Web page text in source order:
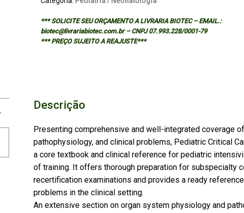
*** SOLICITE SEU ORÇAMENTO A LIVRARIA BIOTEC – EMAIL.:
biotec@livrariabiotec.com.br – CNPJ 07.993.228/0001-79
*** PREÇO SUJEITO A REAJUSTE***
Descrição
Presenting comprehensive and well-integrated coverage
pathophysiology, and clinical problems, Pediatric Critical
a core textbook and clinical reference for pediatric
of training. It offers thorough preparation for subspecialty
recertification examinations and provides a ready
problems in the clinical setting.
An extensive section on organ system physiology and